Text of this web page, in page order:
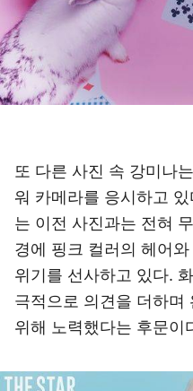
또 다른 사진 속 강미나
워 카메라를 응시하고
는 이전 사진과는 전혀
경에 핑크 컬러의 헤어
위기를 선사하고 있다.
극적으로 의견을 더하며
위해 노력했다는 후문이